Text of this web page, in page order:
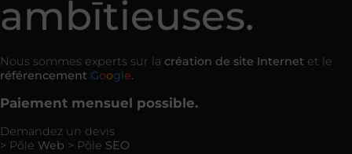
ambītieuses.
Nous sommes experts sur la création de site Internet et le
référencement Google.
Paiement mensuel possible.
Demandez un devis
> Põle Web > Põle SEO